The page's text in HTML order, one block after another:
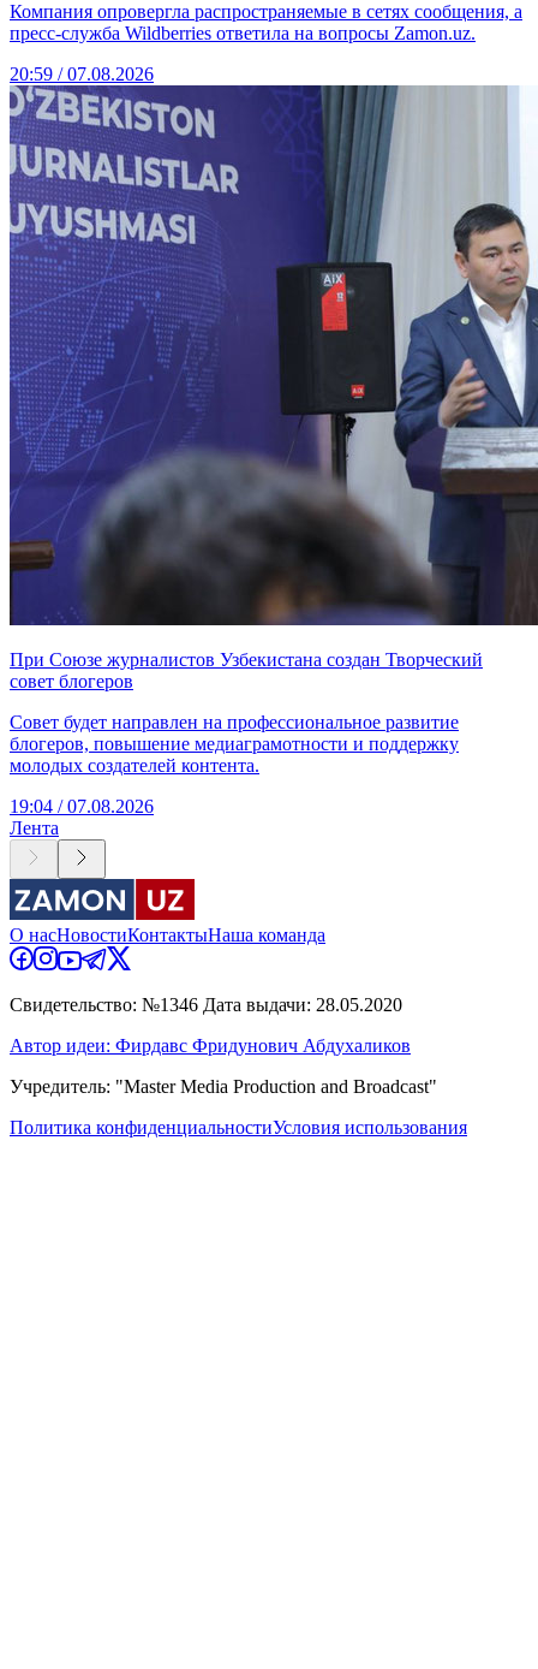
Компания опровергла распространяемые в сетях сообщения, а
пресс-служба Wildberries ответила на вопросы Zamon.uz.
20:59 / 07.08.2026
При Союзе журналистов Узбекистана создан Творческий
совет блогеров
Совет будет направлен на профессиональное развитие
блогеров, повышение медиаграмотности и поддержку
молодых создателей контента.
19:04 / 07.08.2026
Лента
О насНовостиКонтактыНаша команда
Свидетельство: №1346 Дата выдачи: 28.05.2020
Автор идеи: Фирдавс Фридунович Абдухаликов
Учредитель: "Master Media Production and Broadcast"
Политика конфиденциальностиУсловия использования